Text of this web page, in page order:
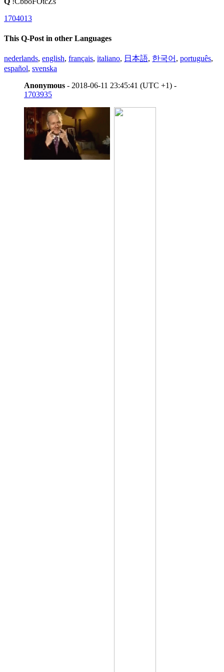
1704013
This Q-Post in other Languages
nederlands, english, français, italiano, 日本語, 한국어 , português,
español, svenska
Anonymous - 2018-06-11 23:45:41 (UTC +1) -
1703935